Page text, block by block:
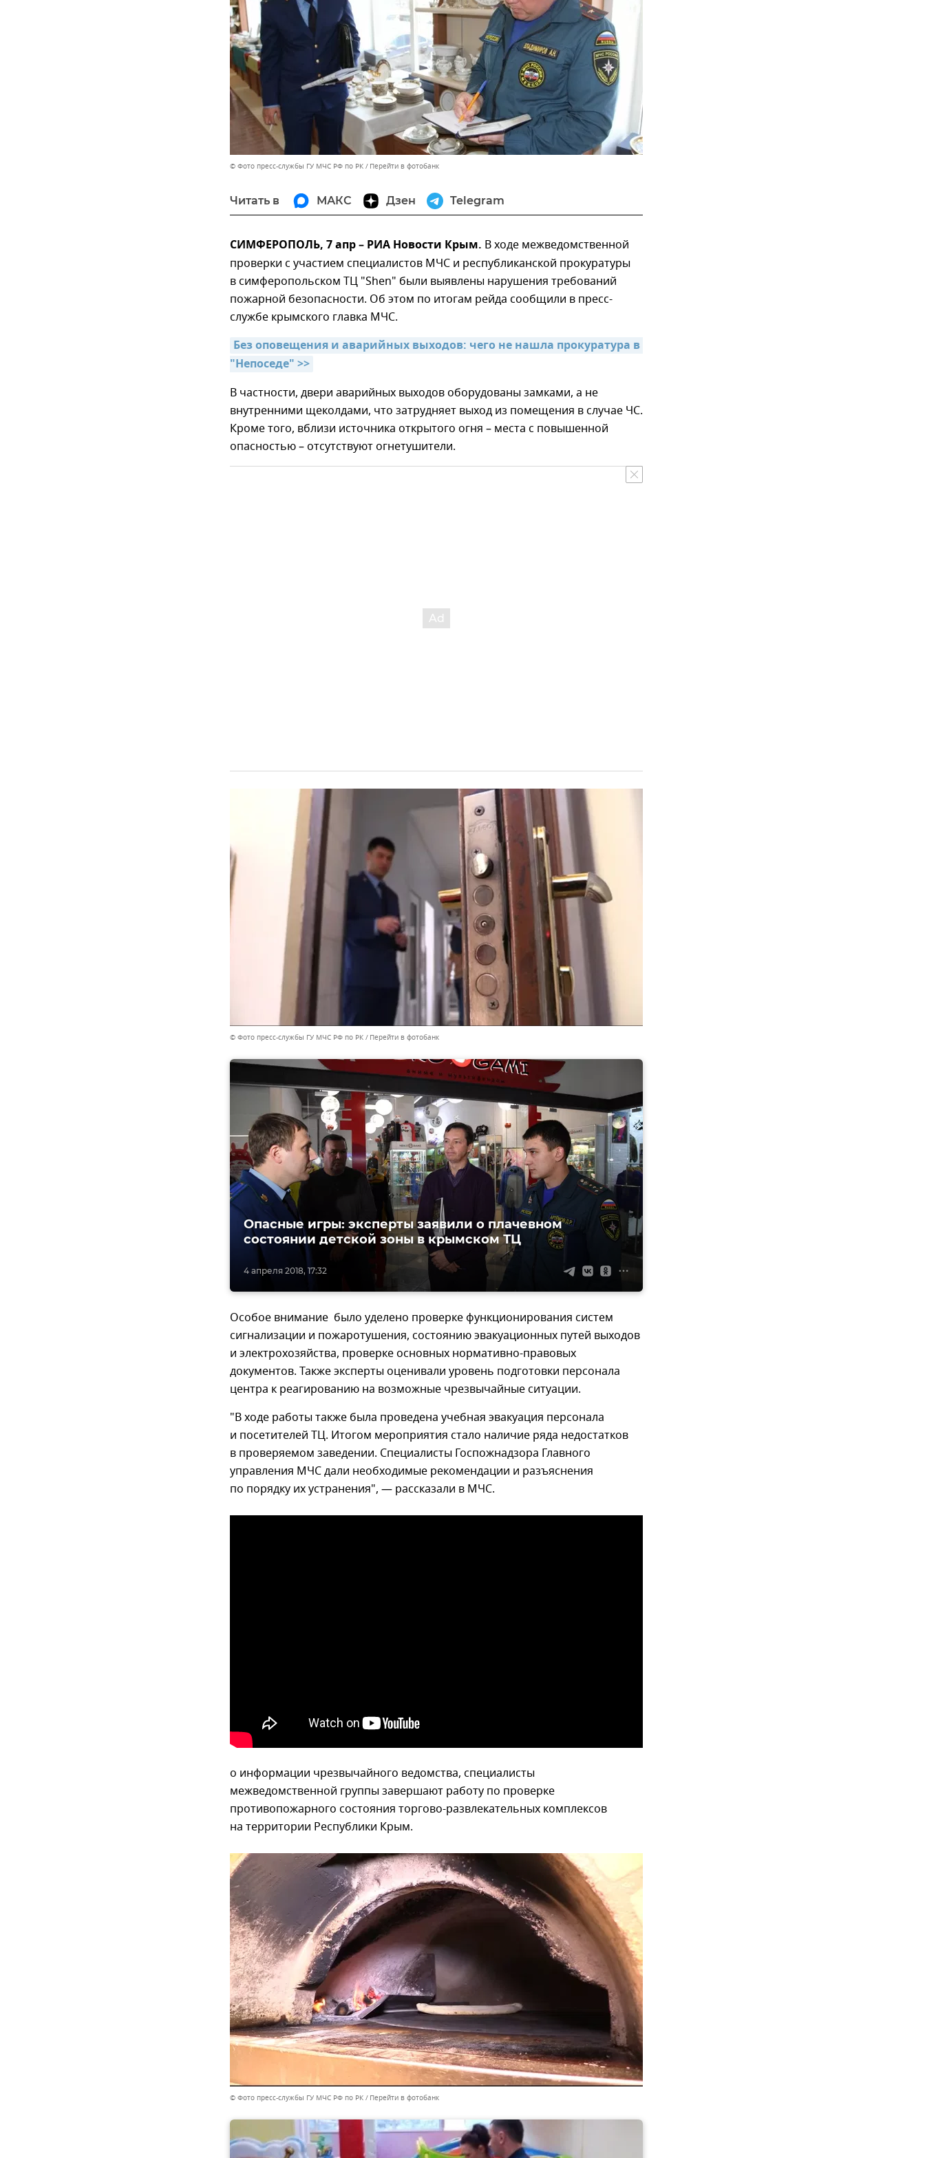
© Фото пресс-службы ГУ МЧС РФ по РК Перейти в фотобанк
Читать в МАКС Дзен Telegram
СИМФЕРОПОЛЬ, 7 апр – РИА Новости Крым. В ходе межведомственной
проверки с участием специалистов МЧС и республиканской прокуратуры
в симферопольском ТЦ "Shen" были выявлены нарушения требований
пожарной безопасности. Об этом по итогам рейда сообщили в пресс-
службе крымского главка МЧС.
Без оповещения и аварийных выходов: чего не нашла прокуратура в
"Непоседе" >>
В частности, двери аварийных выходов оборудованы замками, а не
внутренними щеколдами, что затрудняет выход из помещения в случае ЧС.
Кроме того, вблизи источника открытого огня – места с повышенной
опасностью – отсутствуют огнетушители.
© Фото пресс-службы ГУ МЧС РФ по РК Перейти в фотобанк
4 апреля 2018, 17:32
Опасные игры: эксперты заявили о плачевном
состоянии детской зоны в крымском ТЦ
Особое внимание было уделено проверке функционирования систем
сигнализации и пожаротушения, состоянию эвакуационных путей выходов
и электрохозяйства, проверке основных нормативно-правовых
документов. Также эксперты оценивали уровень подготовки персонала
центра к реагированию на возможные чрезвычайные ситуации.
"В ходе работы также была проведена учебная эвакуация персонала
и посетителей ТЦ. Итогом мероприятия стало наличие ряда недостатков
в проверяемом заведении. Специалисты Госпожнадзора Главного
управления МЧС дали необходимые рекомендации и разъяснения
по порядку их устранения", — рассказали в МЧС.
о информации чрезвычайного ведомства, специалисты
межведомственной группы завершают работу по проверке
противопожарного состояния торгово-развлекательных комплексов
на территории Республики Крым.
© Фото пресс-службы ГУ МЧС РФ по РК Перейти в фотобанк